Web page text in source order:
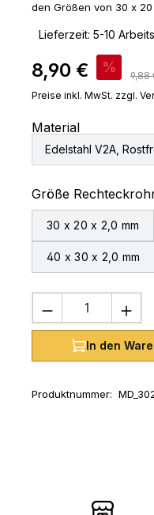
den Größen von 30 x
Lieferzeit: 5-10
Verkaufspreis:
8,90 € %
9,88
Preise inkl. MwSt. zzgl.
Material
Edelstahl V2A,
Größe
30 x 20 x 2,0 mm
40 x 30 x 2,0 mm
Produkt
In den
Produktnummer: